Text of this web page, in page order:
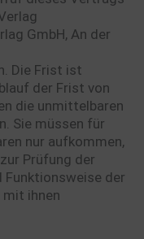
GmbH, An der
Die Frist ist
der Frist von
die unmittelbaren
Sie müssen für
nur aufkommen,
Prüfung der
Funktionsweise der
ihnen